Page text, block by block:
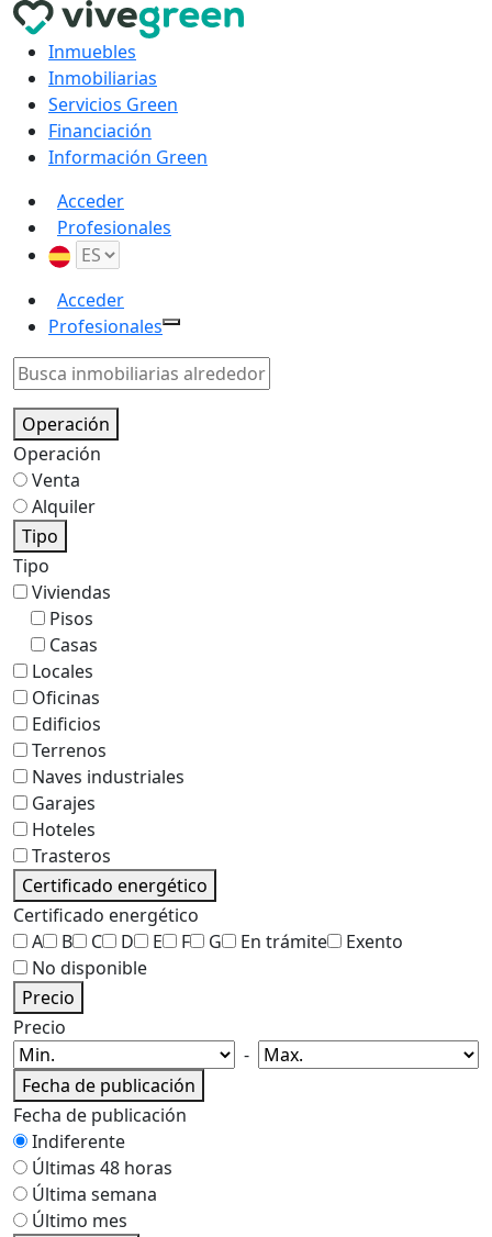
Inmuebles
Inmobiliarias
Servicios Green
Financiación
Información Green
Acceder
Profesionales
Acceder
Profesionales
Operación
Operación
Venta
Alquiler
Tipo
Tipo
Viviendas
Pisos
Casas
Locales
Oficinas
Edificios
Terrenos
Naves industriales
Garajes
Hoteles
Trasteros
Certificado energético
Certificado energético
A
B C D E F G En trámite
Exento
No disponible
Precio
Precio
-
Fecha de publicación
Fecha de publicación
Indiferente
Últimas 48 horas
Última semana
Último mes